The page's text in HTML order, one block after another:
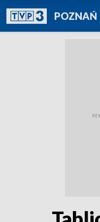
POZNAŃ
TVP